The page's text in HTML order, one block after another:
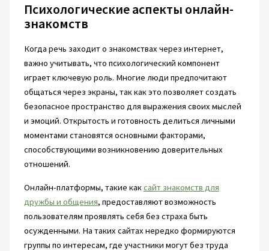
Психологические аспекты онлайн-
знакомств
Когда речь заходит о знакомствах через интернет,
важно учитывать, что психологический компонент
играет ключевую роль. Многие люди предпочитают
общаться через экраны, так как это позволяет создать
безопасное пространство для выражения своих мыслей
и эмоций. Открытость и готовность делиться личными
моментами становятся основными факторами,
способствующими возникновению доверительных
отношений.
Онлайн-платформы, такие каксайт знакомств для
дружбы и общения, предоставляют возможность
пользователям проявлять себя без страха быть
осужденными. На таких сайтах нередко формируются
группы по интересам, где участники могут без труда